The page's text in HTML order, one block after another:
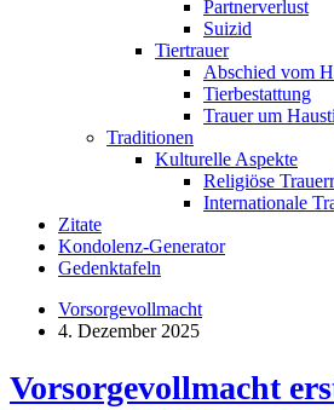
Partnerverlust
Suizid
Tiertrauer
Abschied vom
Tierbestattung
Trauer um
Traditionen
Kulturelle Aspekte
Religiöse
Internationale
Zitate
Kondolenz-Generator
Gedenktafeln
Vorsorgevollmacht
4. Dezember 2025
Vorsorgevollmacht